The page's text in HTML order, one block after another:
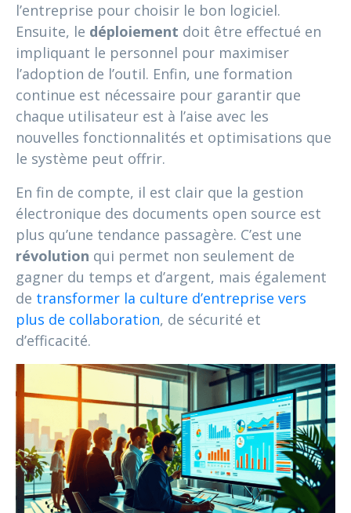
l’entreprise pour choisir le bon logiciel.
Ensuite, le déploiement doit être effectué en
impliquant le personnel pour maximiser
l’adoption de l’outil. Enfin, une formation
continue est nécessaire pour garantir que
chaque utilisateur est à l’aise avec les
nouvelles fonctionnalités et optimisations que
le système peut offrir.
En fin de compte, il est clair que la gestion
électronique des documents open source est
plus qu’une tendance passagère. C’est une
révolution qui permet non seulement de
gagner du temps et d’argent, mais également
de transformer la culture d’entreprise vers
plus de collaboration, de sécurité et
d’efficacité.